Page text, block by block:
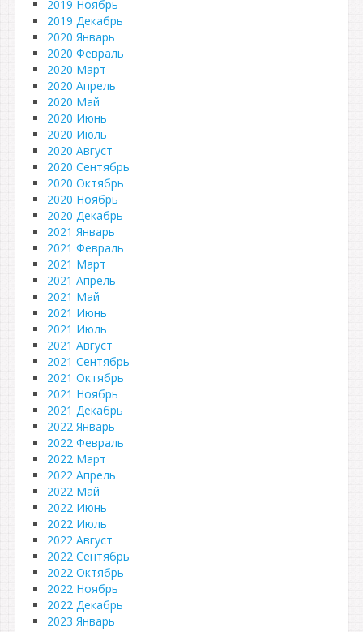
2019 Ноябрь
2019 Декабрь
2020 Январь
2020 Февраль
2020 Март
2020 Апрель
2020 Май
2020 Июнь
2020 Июль
2020 Август
2020 Сентябрь
2020 Октябрь
2020 Ноябрь
2020 Декабрь
2021 Январь
2021 Февраль
2021 Март
2021 Апрель
2021 Май
2021 Июнь
2021 Июль
2021 Август
2021 Сентябрь
2021 Октябрь
2021 Ноябрь
2021 Декабрь
2022 Январь
2022 Февраль
2022 Март
2022 Апрель
2022 Май
2022 Июнь
2022 Июль
2022 Август
2022 Сентябрь
2022 Октябрь
2022 Ноябрь
2022 Декабрь
2023 Январь